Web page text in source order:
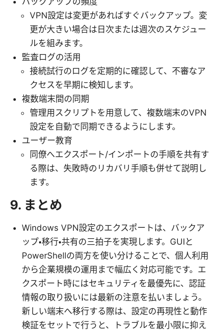
VPN設定は変更があればすぐバックアップ。変
更が大きい場合は日次または週次のスケジュー
ルを組みます。
監査ログの活用
接続試行のログを定期的に確認して、不審なア
クセスを早期に検知します。
複数端末間の同期
管理用スクリプトを用意して、複数端末のVPN
設定を自動で同期できるようにします。
ユーザー教育
同僚へエクスポート/インポートの手順を共有す
る際は、失敗時のリカバリ手順も併せて説明し
ます。
9. まとめ
Windows VPN設定のエクスポートは、バックア
ップ・移行・共有の三拍子を実現します。GUIと
PowerShellの両方を使い分けることで、個人利用
から企業規模の運用まで幅広く対応可能です。エ
クスポート時にはセキュリティを最優先に、認証
情報の取り扱いには最新の注意を払いましょう。
新しい端末へ移行する際は、設定の再現性と動作
検証をセットで行うと、トラブルを最小限に抑え